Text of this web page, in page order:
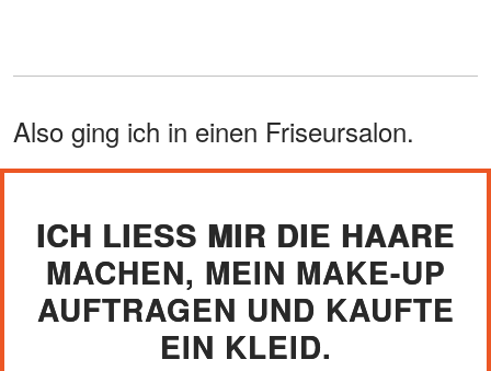
Also ging ich in einen Friseursalon.
ICH LIESS MIR DIE HAARE M
ACHEN, MEIN MAKE-UP A
UFTRAGEN UND KAUFTE E
IN KLEID.